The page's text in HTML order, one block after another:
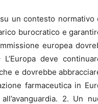
un contesto normativo
burocratico e
europea
deve
e dovrebbe
farmaceutica in
2. Un